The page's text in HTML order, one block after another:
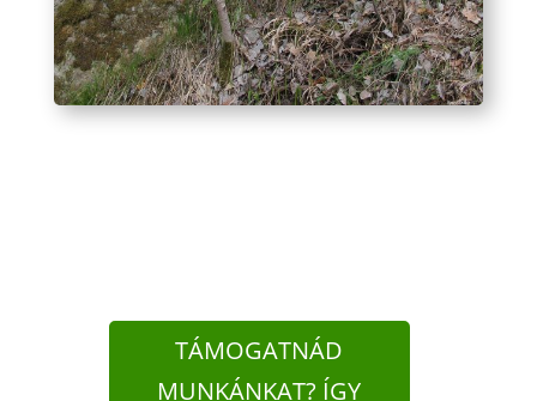
TÁMOGATNÁD
MUNKÁNKAT? ÍGY